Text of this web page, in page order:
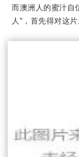
而澳洲人的蜜汁自
人”，首先得对这